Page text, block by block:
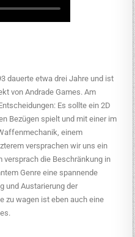
dauerte etwa drei Jahre und ist
von Andrade Games. Am
Es sollte ein 2D
Bezügen spielt und mit einer im
einem
versprachen wir uns ein
die Beschränkung in
Genre eine spannende
und Austarierung der
zu wagen ist eben auch eine